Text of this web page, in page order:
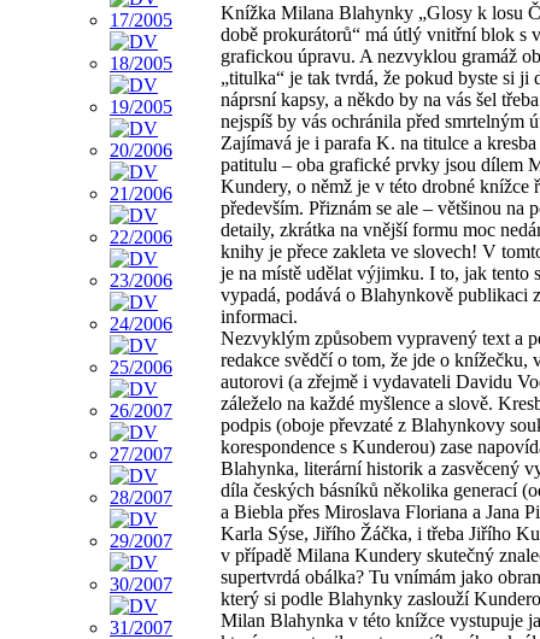
Knížka Milana Blahynky „Glosy k losu
době prokurátorů“ má útlý vnitřní blok s
grafickou úpravu. A nezvyklou gramáž
„titulka“ je tak tvrdá, že pokud byste si ji
náprsní kapsy, a někdo by na vás šel
nejspíš by vás ochránila před smrtelným
Zajímavá je i parafa K. na titulce a kresba
patitulu – oba grafické prvky jsou dílem
Kundery, o němž je v této drobné knížce
především. Přiznám se ale – většinou na
detaily, zkrátka na vnější formu moc
knihy je přece zakleta ve slovech! V
je na místě udělat výjimku. I to, jak tento
vypadá, podává o Blahynkově publikaci
informaci.
Nezvyklým způsobem vypravený text a
redakce svědčí o tom, že jde o knížečku,
autorovi (a zřejmě i vydavateli Davidu
záleželo na každé myšlence a slově.
podpis (oboje převzaté z Blahynkovy
korespondence s Kunderou) zase
Blahynka, literární historik a zasvěcený
díla českých básníků několika generací
a Biebla přes Miroslava Floriana a Jana
Karla Sýse, Jiřího Žáčka, i třeba Jiřího
v případě Milana Kundery skutečný
supertvrdá obálka? Tu vnímám jako
který si podle Blahynky zaslouží
Milan Blahynka v této knížce vystupuje